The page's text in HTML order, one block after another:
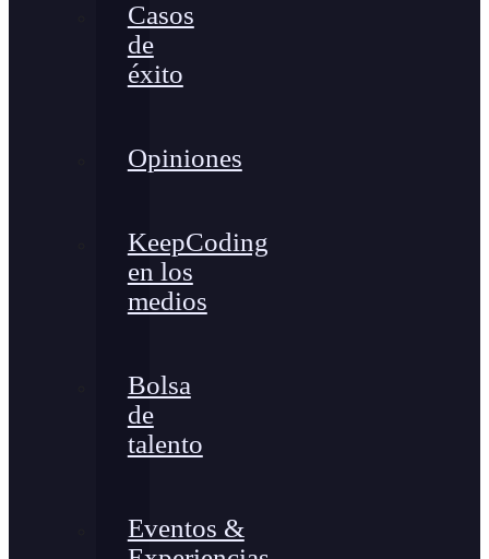
Casos
de
éxito
Opiniones
KeepCoding
en los
medios
Bolsa
de
talento
Eventos &